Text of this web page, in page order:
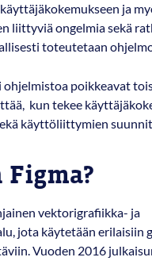
ja
liittyviä ongelmia sekä
toteutetaan
ohjelmistoa poikkeavat
kun tekee
käyttöliittymien
vektorigrafiikka- ja
jota käytetään erilaisiin
Vuoden 2016